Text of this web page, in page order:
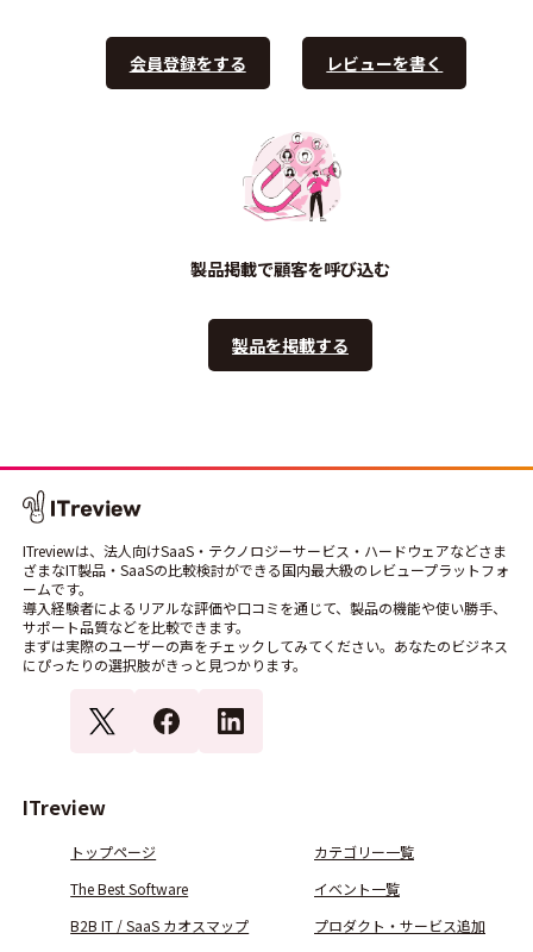
会員登録をする レビューを書く
製品掲載で顧客を呼び込む
製品を掲載する
ITreviewは、法人向けSaaS・テクノロジーサービス・ハードウェアなどさま
ざまなIT製品・SaaSの比較検討ができる国内最大級のレビュープラットフォ
ームです。
導入経験者によるリアルな評価や口コミを通じて、製品の機能や使い勝手、
サポート品質などを比較できます。
まずは実際のユーザーの声をチェックしてみてください。あなたのビジネス
にぴったりの選択肢がきっと見つかります。
ITreview
トップページ
カテゴリー一覧
The Best Software
イベント一覧
B2B IT / SaaS カオスマップ
プロダクト・サービス追加